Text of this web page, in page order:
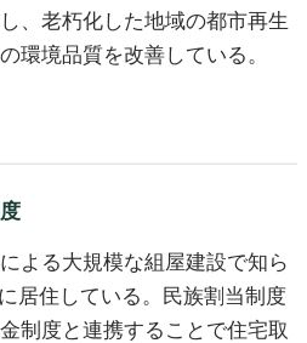
、老朽化した地域の都市再生
環境品質を改善している。
よる大規模な組屋建設で知ら
居住している。民族割当制度
制度と連携することで住宅取